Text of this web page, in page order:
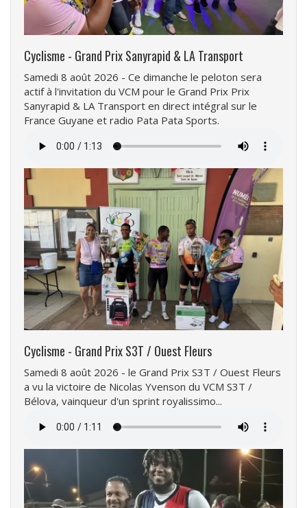
Cyclisme - Grand Prix Sanyrapid & LA Transport
Samedi 8 août 2026 - Ce dimanche le peloton sera
actif à l'invitation du VCM pour le Grand Prix Prix
Sanyrapid & LA Transport en direct intégral sur le
France Guyane et radio Pata Pata Sports.
audio
Cyclisme - Grand Prix S3T / Ouest Fleurs
Samedi 8 août 2026 - le Grand Prix S3T / Ouest Fleurs
a vu la victoire de Nicolas Yvenson du VCM S3T /
Bélova, vainqueur d'un sprint royalissimo...
audio